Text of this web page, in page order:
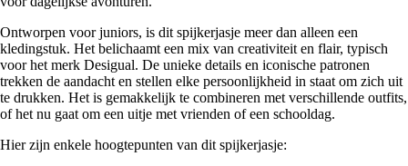
Ontworpen voor juniors, is dit spijkerjasje meer dan alleen een
kledingstuk. Het belichaamt een mix van creativiteit en flair, typisch
voor het merk Desigual. De unieke details en iconische patronen
trekken de aandacht en stellen elke persoonlijkheid in staat om zich uit
te drukken. Het is gemakkelijk te combineren met verschillende outfits,
of het nu gaat om een uitje met vrienden of een schooldag.
Hier zijn enkele hoogtepunten van dit spijkerjasje: